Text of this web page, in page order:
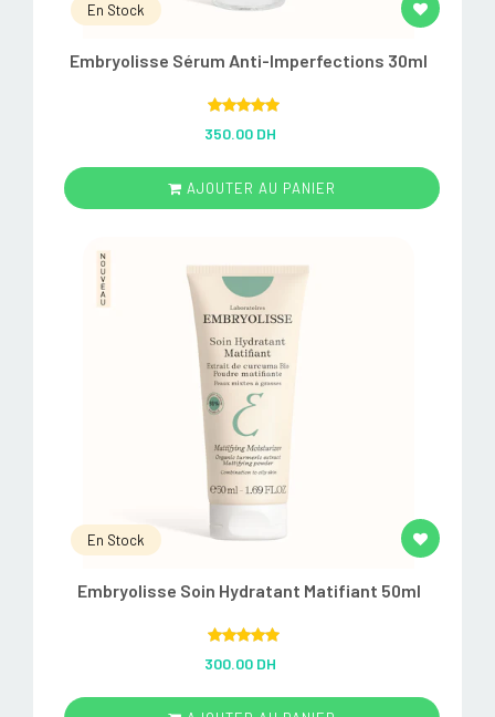
En Stock
Embryolisse Sérum Anti-Imperfections 30ml
out of 5
350.00 DH
AJOUTER AU PANIER
En Stock
Embryolisse Soin Hydratant Matifiant 50ml
out of 5
300.00 DH